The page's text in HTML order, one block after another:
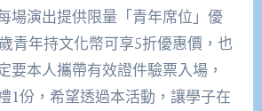
場演出提供限量「青年席位」優
青年持文化幣可享5折優惠價，也
要本人攜帶有效證件驗票入場，
1份，希望透過本活動，讓學子在